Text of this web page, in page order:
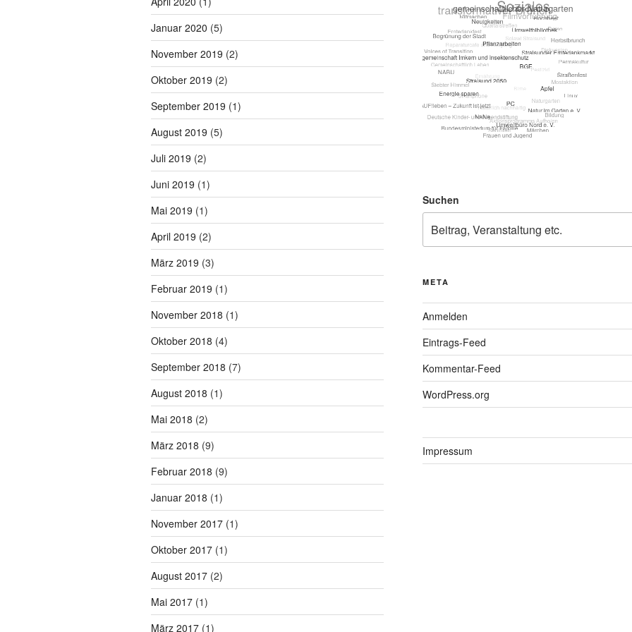
Januar 2020 (5)
November 2019 (2)
Oktober 2019 (2)
September 2019 (1)
August 2019 (5)
Juli 2019 (2)
Juni 2019 (1)
Mai 2019 (1)
April 2019 (2)
März 2019 (3)
Februar 2019 (1)
November 2018 (1)
Oktober 2018 (4)
September 2018 (7)
August 2018 (1)
Mai 2018 (2)
März 2018 (9)
Februar 2018 (9)
Januar 2018 (1)
November 2017 (1)
Oktober 2017 (1)
August 2017 (2)
Mai 2017 (1)
März 2017 (1)
Suchen
META
Anmelden
Eintrags-Feed
Kommentar-Feed
WordPress.org
Impressum